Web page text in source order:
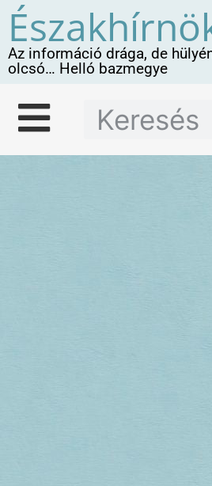
Az információ drága, de
olcsó… Helló bazmegye